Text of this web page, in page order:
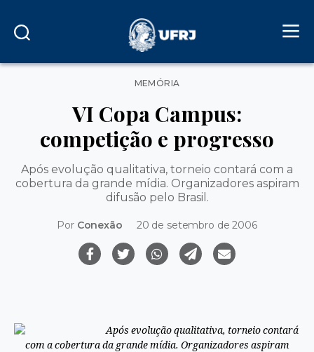
Categorias
MEMÓRIA
VI Copa Campus:
competição e progresso
Após evolução qualitativa, torneio contará com a
cobertura da grande mídia. Organizadores aspiram
difusão pelo Brasil.
Por Conexão 20 de setembro de 2006
Após evolução qualitativa, torneio contará
com a cobertura da grande mídia. Organizadores aspiram